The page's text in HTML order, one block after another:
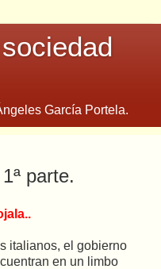
García Portela.
parte.
italianos, el gobierno
en un limbo